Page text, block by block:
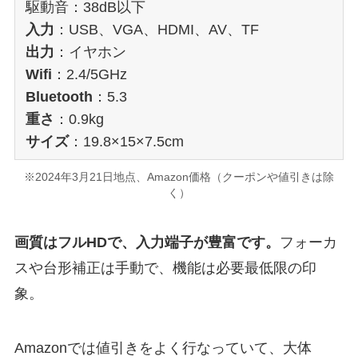
駆動音：38dB以下
入力 ：USB、VGA、HDMI、AV、TF
出力 ：イヤホン
Wifi ：2.4/5GHz
Bluetooth ：5.3
重さ ：0.9kg
サイズ：19.8×15×7.5cm
※2024年3月21日地点、Amazon価格（クーポンや値引きは除
く）
画質はフルHDで、入力端子が豊富です。
フォーカ
スや台形補正は手動で、機能は必要最低限の印
象。
Amazonでは値引きをよく行なっていて、大体